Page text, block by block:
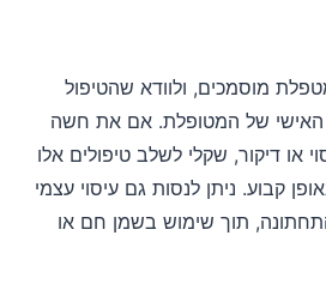
מוסמכים, ולוודא שהטיפול
האישי של המטופלת. אם את חשה
או דיקור, שקלי לשלב טיפולים אלו
קבוע. ניתן לנסות גם עיסוי עצמי
תוך שימוש בשמן חם או